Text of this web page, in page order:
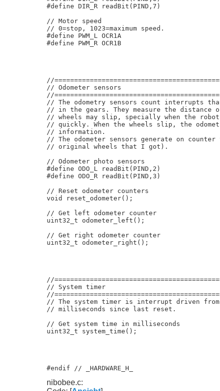
#define DIR_R readBit(PIND,7)
// Motor speed
// 0=stop, 1023=maximum speed.
#define PWM_L OCR1A
#define PWM_R OCR1B
//
// Odometer sensors
//
// The odometry sensors count interrupts
// in the gears. They measure the distance
// wheels may slip, specially when the
// quickly. When the wheels slip, the
// information.
// The odometer sensors generate on
// original wheels that I got).
// Odometer photo sensors
#define ODO_L readBit(PIND,2)
#define ODO_R readBit(PIND,3)
// Reset odometer counters
void reset_odometer();
// Get left odometer counter
uint32_t odometer_left();
// Get right odometer counter
uint32_t odometer_right();
//
// System timer
//
// The system timer is interrupt driven
// milliseconds since last reset.
// Get system time in milliseconds
uint32_t system_time();
#endif // _HARDWARE_H_
nibobee.c: